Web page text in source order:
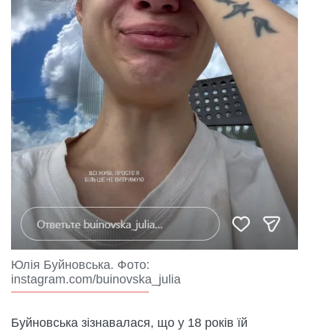
Юлія Буйновська. Фото:
instagram.com/buinovska_julia
Буйновська зізнавалася, що у 18 років їй